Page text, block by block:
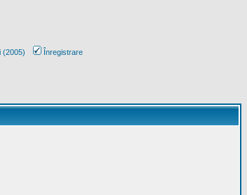
(2005)
Înregistrare